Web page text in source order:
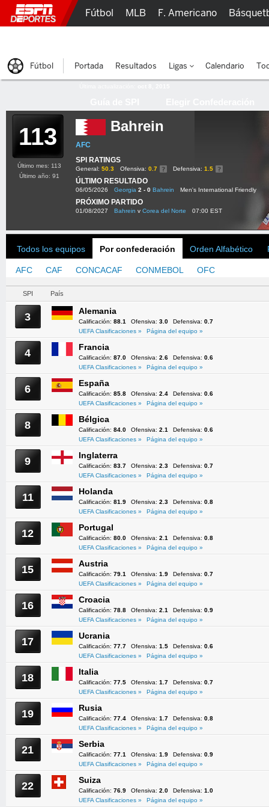
113 Bahrein
AFC
SPI RATINGS
General: 50.3 Ofensiva: 0.7 Defensiva: 1.5
ÚLTIMO RESULTADO
06/05/2026 Georgia 2 - 0 Bahrein Men's International Friendly
PRÓXIMO PARTIDO
01/08/2027 Bahrein v Corea del Norte 07:00 EST
Último mes: 113
Último año: 91
Todos los equipos Por confederación Orden Alfabético
AFC CAF CONCACAF CONMEBOL OFC
SPI País
3 Alemania
Calificación: 88.1 Ofensiva: 3.0 Defensiva: 0.7
UEFA Clasificaciones »
Página del equipo »
4 Francia
Calificación: 87.0 Ofensiva: 2.6 Defensiva: 0.6
UEFA Clasificaciones »
Página del equipo »
6 España
Calificación: 85.8 Ofensiva: 2.4 Defensiva: 0.6
UEFA Clasificaciones »
Página del equipo »
8 Bélgica
Calificación: 84.0 Ofensiva: 2.1 Defensiva: 0.6
UEFA Clasificaciones »
Página del equipo »
9 Inglaterra
Calificación: 83.7 Ofensiva: 2.3 Defensiva: 0.7
UEFA Clasificaciones »
Página del equipo »
11 Holanda
Calificación: 81.9 Ofensiva: 2.3 Defensiva: 0.8
UEFA Clasificaciones »
Página del equipo »
12 Portugal
Calificación: 80.0 Ofensiva: 2.1 Defensiva: 0.8
UEFA Clasificaciones »
Página del equipo »
15 Austria
Calificación: 79.1 Ofensiva: 1.9 Defensiva: 0.7
UEFA Clasificaciones »
Página del equipo »
16 Croacia
Calificación: 78.8 Ofensiva: 2.1 Defensiva: 0.9
UEFA Clasificaciones »
Página del equipo »
17 Ucrania
Calificación: 77.7 Ofensiva: 1.5 Defensiva: 0.6
UEFA Clasificaciones »
Página del equipo »
18 Italia
Calificación: 77.5 Ofensiva: 1.7 Defensiva: 0.7
UEFA Clasificaciones »
Página del equipo »
19 Rusia
Calificación: 77.4 Ofensiva: 1.7 Defensiva: 0.8
UEFA Clasificaciones »
Página del equipo »
21 Serbia
Calificación: 77.1 Ofensiva: 1.9 Defensiva: 0.9
UEFA Clasificaciones »
Página del equipo »
22 Suiza
Calificación: 76.9 Ofensiva: 2.0 Defensiva: 1.0
UEFA Clasificaciones »
Página del equipo »
Fútbol MLB F. Americano
Fútbol Portada Resultados Ligas Calendario